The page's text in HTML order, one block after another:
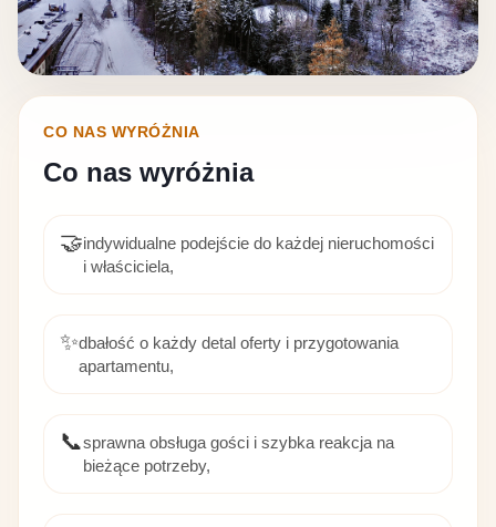
CO NAS WYRÓŻNIA
Co nas wyróżnia
🤝indywidualne podejście do każdej nieruchomości
i właściciela,
✨dbałość o każdy detal oferty i przygotowania
apartamentu,
📞sprawna obsługa gości i szybka reakcja na
bieżące potrzeby,